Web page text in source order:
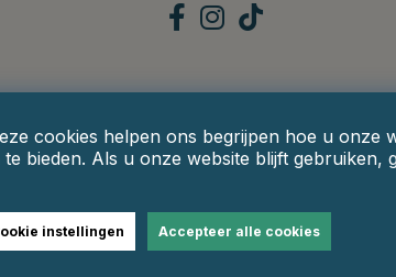
cookies helpen ons begrijpen hoe u onze
bieden. Als u onze website blijft
instellingen Accepteer alle cookies